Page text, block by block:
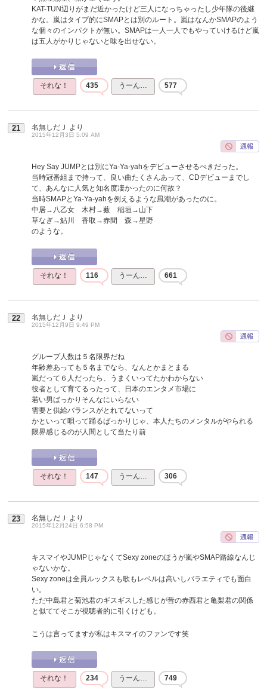
KAT-TUN辺りがまだ近かったけど三人になっちゃったし少年隊の後継
かな。嵐はタイプ的にSMAPとは別のルート。嵐はなんかSMAPのよう
な個々のインパクトが無い。SMAPは一人一人でもやっていけるけど嵐
は五人がかりじゃないと味を出せない。
それな！ 435 うーん… 577
21 名無しだＪ より
2015年12月3日 5:09 AM
Hey Say JUMPとは別にYa-Ya-yahをデビューさせるべきだった。
当時冠番組まで持って、良い曲たくさんあって、CDデビューまでし
て、あんなに人気と知名度凄かったのに何故？
当時SMAPとYa-Ya-yahを例えるような風潮があったのに。
中居→八乙女 木村→薮 稲垣→山下
草なぎ→鮎川 香取→赤間 森→星野
のような。
それな！ 116 うーん… 661
22 名無しだＪ より
2015年12月9日 9:49 PM
グループ人数は５名限界だね
年齢差あっても５名までなら、なんとかまとまる
嵐だって６人だったら、うまくいってたかわからない
役者として育てるったって、日本のエンタメ市場に
若い男ばっかりそんなにいらない
需要と供給バランスがとれてないって
かといって唄って踊るばっかりじゃ、本人たちのメンタルがやられる
限界感じるのが人間として当たり前
それな！ 147 うーん… 306
23 名無しだＪ より
2015年12月24日 6:58 PM
キスマイやJUMPじゃなくてSexy zoneのほうが嵐やSMAP路線なんじ
ゃないかな。
Sexy zoneは全員ルックスも歌もレベルは高いしバラエティでも面白
い。
ただ中島君と菊池君のギスギスした感じが昔の赤西君と亀梨君の関係
と似ててそこが視聴者的に引くけども。
こうは言ってますが私はキスマイのファンです笑
それな！ 234 うーん… 749